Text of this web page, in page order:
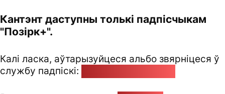
Кантэнт даступны толькі падпісчыкам
"Позірк+".
Калі ласка, аўтарызуйцеся альбо звярніцеся ў
службу падпіскі: